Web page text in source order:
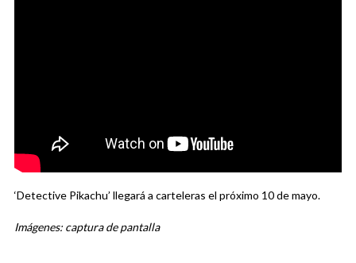
‘Detective Pikachu’ llegará a carteleras el próximo 10 de mayo.
Imágenes: captura de pantalla